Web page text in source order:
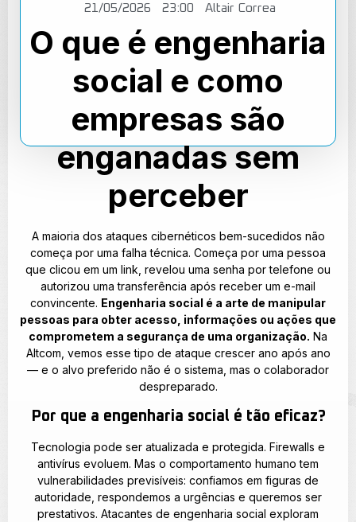
21/05/2026 23:00 Altair Correa
O que é engenharia
social e como
empresas são
enganadas sem
perceber
A maioria dos ataques cibernéticos bem-sucedidos não
começa por uma falha técnica. Começa por uma pessoa
que clicou em um link, revelou uma senha por telefone ou
autorizou uma transferência após receber um e-mail
convincente. Engenharia social é a arte de manipular
pessoas para obter acesso, informações ou ações que
comprometem a segurança de uma organização. Na
Altcom, vemos esse tipo de ataque crescer ano após ano
— e o alvo preferido não é o sistema, mas o colaborador
despreparado.
Por que a engenharia social é tão eficaz?
Tecnologia pode ser atualizada e protegida. Firewalls e
antivírus evoluem. Mas o comportamento humano tem
vulnerabilidades previsíveis: confiamos em figuras de
autoridade, respondemos a urgências e queremos ser
prestativos. Atacantes de engenharia social exploram